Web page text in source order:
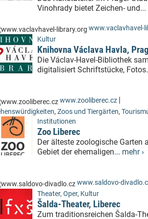
Vinohrady bietet Zeichen- und...
www.vaclavhavel-
Kultur
Knihovna Václava Havla, Prag
Die Václav-Havel-Bibliothek
digitalisiert Schriftstücke,
www.zooliberec.cz |
, Zoos und Tiergärten,
Institutionen
Zoo Liberec
Der älteste zoologische Garten
Gebiet der ehemaligen... mehr ›
www.saldovo-
Theater, Oper, Kultur
Šalda-Theater, Liberec
Zum traditionsreichen Šalda-